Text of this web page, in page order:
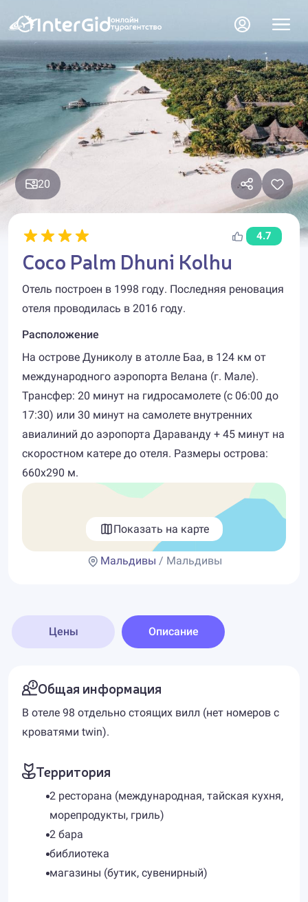
20
4.7
Coco Palm Dhuni Kolhu
Отель построен в 1998 году. Последняя реновация
отеля проводилась в 2016 году.
Расположение
На острове Дуниколу в атолле Баа, в 124 км от
международного аэропорта Велана (г. Мале).
Трансфер: 20 минут на гидросамолете (с 06:00 до
17:30) или 30 минут на самолете внутренних
авиалиний до аэропорта Дараванду + 45 минут на
скоростном катере до отеля. Размеры острова:
660х290 м.
Показать на карте
Мальдивы / Мальдивы
Цены Описание
Общая информация
В отеле 98 отдельно стоящих вилл (нет номеров с
кроватями twin).
Территория
2 ресторана (международная, тайская кухня,
морепродукты, гриль)
2 бара
библиотека
магазины (бутик, сувенирный)